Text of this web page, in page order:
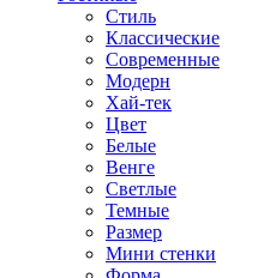
Стиль
Классические
Современные
Модерн
Хай-тек
Цвет
Белые
Венге
Светлые
Темные
Размер
Мини стенки